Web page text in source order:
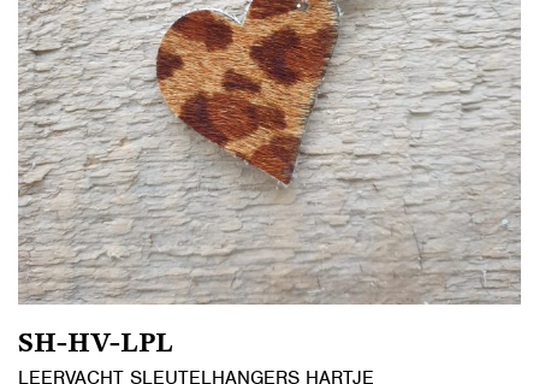
SH-HV-LPL
LEERVACHT SLEUTELHANGERS HARTJE